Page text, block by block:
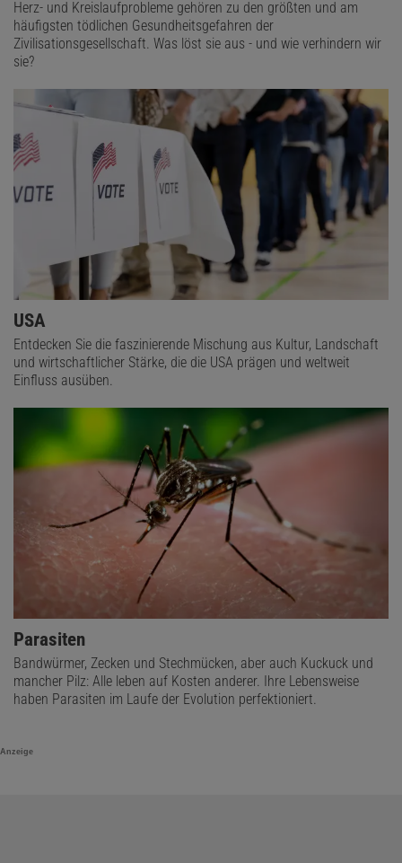
Herz- und Kreislaufprobleme gehören zu den größten und am
häufigsten tödlichen Gesundheitsgefahren der
Zivilisationsgesellschaft. Was löst sie aus - und wie verhindern wir
sie?
USA
Entdecken Sie die faszinierende Mischung aus Kultur, Landschaft
und wirtschaftlicher Stärke, die die USA prägen und weltweit
Einfluss ausüben.
Parasiten
Bandwürmer, Zecken und Stechmücken, aber auch Kuckuck und
mancher Pilz: Alle leben auf Kosten anderer. Ihre Lebensweise
haben Parasiten im Laufe der Evolution perfektioniert.
Anzeige